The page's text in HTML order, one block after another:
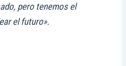
pero tenemos el
el futuro».